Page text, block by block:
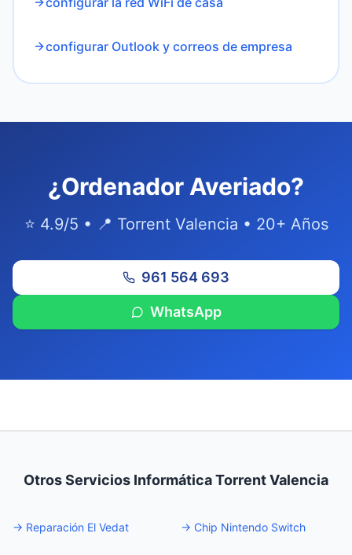
configurar Outlook y correos de empresa
¿Ordenador Averiado?
⭐ 4.9/5 • 📍 Torrent Valencia • 20+ Años
961 564 693
WhatsApp
Otros Servicios Informática Torrent Valencia
→ Reparación El Vedat → Chip Nintendo Switch